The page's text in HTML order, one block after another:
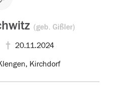
(geb. Gißler)
20.11.2024
Kirchdorf